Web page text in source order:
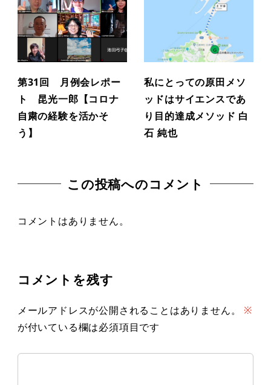
第31回 月例会レポー
ト 昆光一郎【コロナ
自粛の経験を活かそ
う】
私にとっての原田メソ
ッドはサイエンスであ
り目的達成メソッド 白
石 純也
この投稿へのコメント
コメントはありません。
コメントを残す
メールアドレスが公開されることはありません。
※
が付いている欄は必須項目です